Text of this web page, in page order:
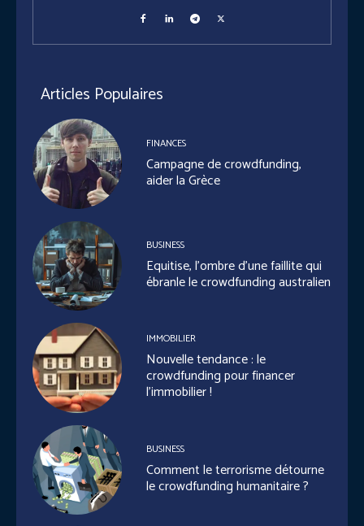
Articles Populaires
FINANCES
Campagne de crowdfunding,
aider la Grèce
BUSINESS
Equitise, l’ombre d’une faillite qui
ébranle le crowdfunding australien
IMMOBILIER
Nouvelle tendance : le
crowdfunding pour financer
l’immobilier !
BUSINESS
Comment le terrorisme détourne
le crowdfunding humanitaire ?